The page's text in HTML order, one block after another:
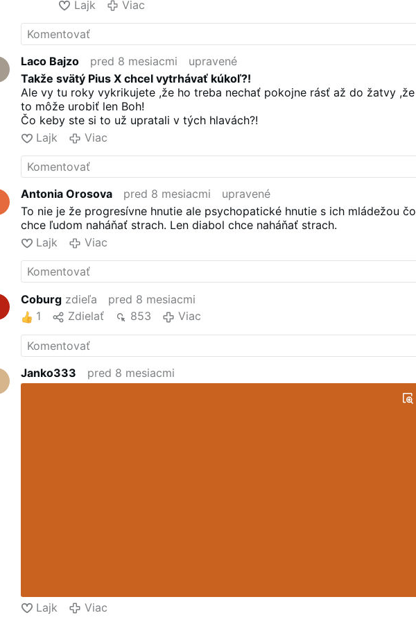
party tam niekto zomrie.
Molocha deti a zaživa ich pálili. To morálne robí PS
v školách, keď …
Viac
Lajk
Viac
Laco Bajzo pred 8 mesiacmi
upravené
Takže svätý Pius X chcel vytrhávať kúkoľ?!
Ale vy tu roky vykrikujete ,že ho treba nechať pokojne rásť až do žatvy ,že
to môže urobiť len Boh!
Čo keby ste si to už upratali v tých hlavách?!
Lajk
Viac
Antonia Orosova pred 8 mesiacmi
upravené
To nie je že progresívne hnutie ale psychopatické hnutie s ich mládežou čo
chce ľudom naháňať strach. Len diabol chce naháňať strach.
Lajk
Viac
Coburg zdieľa
pred 8 mesiacmi
1
Zdielať 853 Viac
Janko333 pred 8 mesiacmi
Lajk Viac